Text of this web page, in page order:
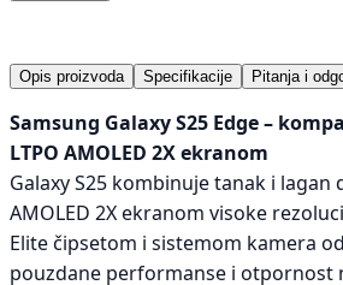
Opis proizvoda Specifikacije Pitanja i
Samsung Galaxy S25 Edge –
LTPO AMOLED 2X ekranom
Galaxy S25 kombinuje tanak i lagan
AMOLED 2X ekranom visoke
Elite čipsetom i sistemom kamera
pouzdane performanse i otpornost